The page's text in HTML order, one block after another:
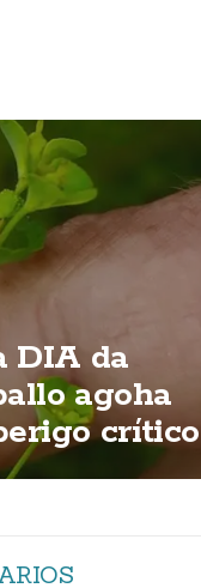
DIA da
agoha
crítico